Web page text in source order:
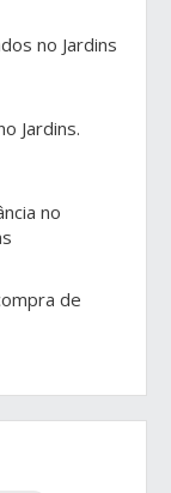
no Jardins
Jardins.
no
de